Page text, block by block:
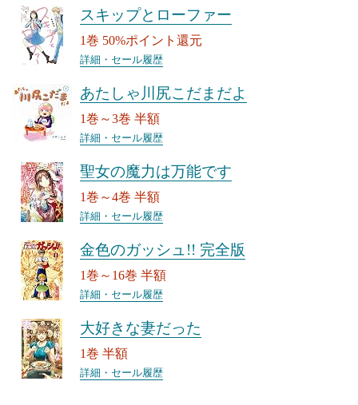
スキップとローファー
1巻 50%ポイント還元
詳細・セール履歴
あたしゃ川尻こだまだよ
1巻～3巻 半額
詳細・セール履歴
聖女の魔力は万能です
1巻～4巻 半額
詳細・セール履歴
金色のガッシュ!! 完全版
1巻～16巻 半額
詳細・セール履歴
大好きな妻だった
1巻 半額
詳細・セール履歴